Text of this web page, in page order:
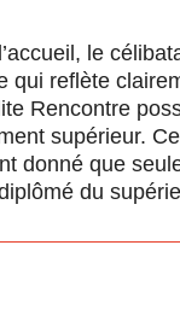
le
qui reflète
Rencontre
supérieur.
donné que
du